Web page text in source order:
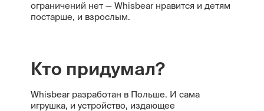
ограничений нет — Whisbear нравится и детям
постарше, и взрослым.
Кто придумал?
Whisbear разработан в Польше. И сама
игрушка, и устройство, издающее